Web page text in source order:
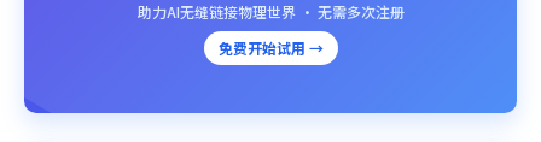
助力AI无缝链接物理世界 · 无需多次注册
免费开始试用 →